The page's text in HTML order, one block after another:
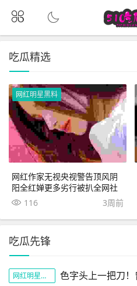
吃瓜精选
网红明星黑料
网红作家无视央视警告顶风阴
阳全红婵更多劣行被扒全网社
死 116 3周前
吃瓜先锋
网红明星黑料